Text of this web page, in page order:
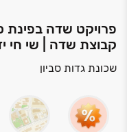
פרויקט שדה בפינת
קבוצת שדה | שי חי
שכונת גדות סביון